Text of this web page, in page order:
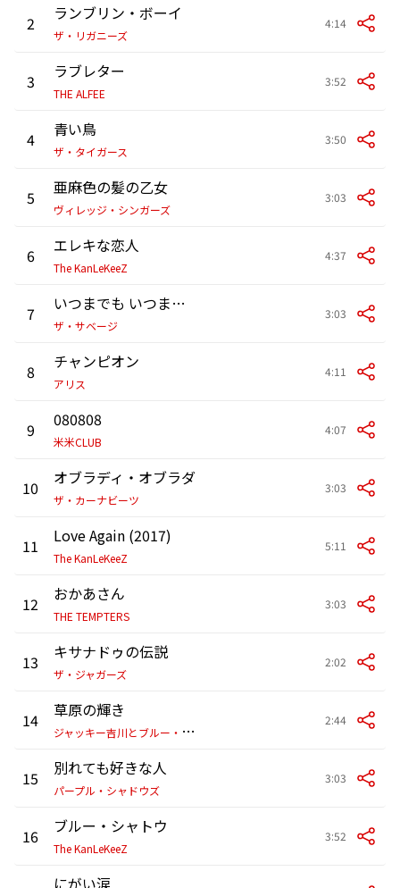
2 ランブリン・ボーイ
ザ・リガニーズ
4:14
3 ラブレター
THE ALFEE
3:52
4 青い鳥
ザ・タイガース
3:50
5 亜麻色の髪の乙女
ヴィレッジ・シンガーズ
3:03
6 エレキな恋人
The KanLeKeeZ
4:37
7 いつまでも いつまでも
ザ・サベージ
3:03
8 チャンピオン
アリス
4:11
9 080808
米米CLUB
4:07
10 オブラディ・オブラダ
ザ・カーナビーツ
3:03
11 Love Again (2017)
The KanLeKeeZ
5:11
12 おかあさん
THE TEMPTERS
3:03
13 キサナドゥの伝説
ザ・ジャガーズ
2:02
14
草原の輝き
ジ
ャッキー吉川とブルー・コメッツ
2:44
15 別れても好きな人
パープル・シャドウズ
3:03
16 ブルー・シャトウ
The KanLeKeeZ
3:52
にがい涙